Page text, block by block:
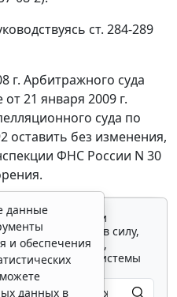
ст. 284-289
г. Арбитражного суда
от 21 января 2009 г.
суда по
оставить без изменения,
ФНС России N 30
документа и
о вступлении в силу,
документа,
версии системы
данные
и обеспечения
данных в